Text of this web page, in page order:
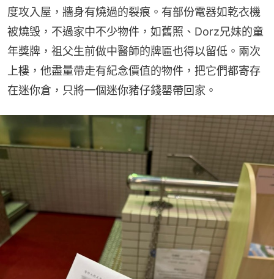
度攻入屋，牆身有燒過的裂痕。有部份電器如乾衣機
被燒毁，不過家中不少物件，如舊照、Dorz兄妹的童
年獎牌，祖父生前做中醫師的牌匾也得以留低。兩次
上樓，他盡量帶走有紀念價值的物件，把它們都寄存
在迷你倉，只將一個迷你豬仔錢罌帶回家。